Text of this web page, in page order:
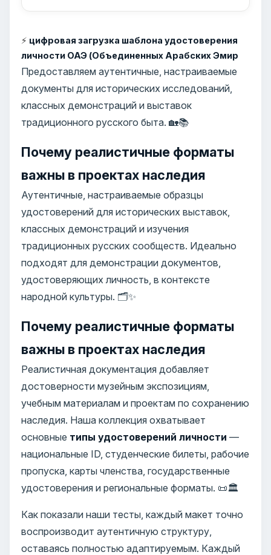
⚡ цифровая загрузка шаблона удостоверения
личности ОАЭ (Объединенных Арабских Эмир
Предоставляем аутентичные, настраиваемые
документы для исторических исследований,
классных демонстраций и выставок
традиционного русского быта. 🏡📚
Почему реалистичные форматы
важны в проектах наследия
Аутентичные, настраиваемые образцы
удостоверений для исторических выставок,
классных демонстраций и изучения
традиционных русских сообществ. Идеально
подходят для демонстрации документов,
удостоверяющих личность, в контексте
народной культуры. 🗂️✨
Почему реалистичные форматы
важны в проектах наследия
Реалистичная документация добавляет
достоверности музейным экспозициям,
учебным материалам и проектам по сохранению
наследия. Наша коллекция охватывает
основные типы удостоверений личности —
национальные ID, студенческие билеты, рабочие
пропуска, карты членства, государственные
удостоверения и региональные форматы. 📜🏛️
Как показали наши тесты, каждый макет точно
воспроизводит аутентичную структуру,
оставаясь полностью адаптируемым. Каждый